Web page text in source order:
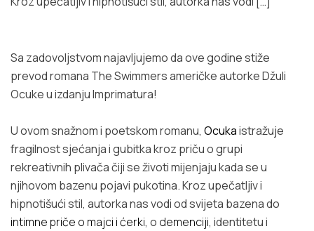
Sa zadovoljstvom najavljujemo da ove godine stiže
prevod romana The Swimmersameričke autorke Džuli
Ocuke u izdanju Imprimatura!
U ovom snažnom i poetskom romanu, Ocukaistražuje
fragilnost sjećanja i gubitka kroz priču o grupi
rekreativnih plivača čiji se životi mijenjaju kada se u
njihovom bazenu pojavi pukotina. Kroz upečatljiv i
hipnotišući stil, autorka nas vodi od svijeta bazena do
intimne priče o majci i ćerki, o demenciji, identitetu i